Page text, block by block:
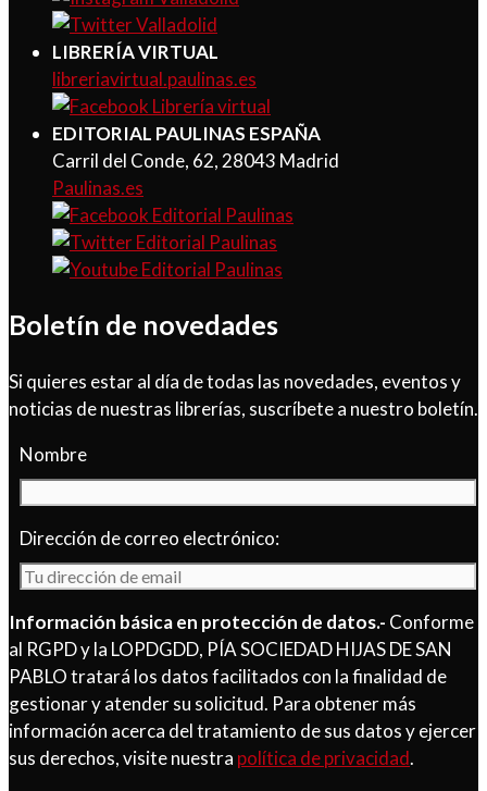
LIBRERÍA VIRTUAL
libreriavirtual.paulinas.es
EDITORIAL PAULINAS ESPAÑA
Carril del Conde, 62, 28043 Madrid
Paulinas.es
Boletín de novedades
Si quieres estar al día de todas las novedades, eventos y
noticias de nuestras librerías, suscríbete a nuestro boletín.
Nombre
Dirección de correo electrónico:
Información básica en protección de datos.- Conforme
al RGPD y la LOPDGDD, PÍA SOCIEDAD HIJAS DE SAN
PABLO tratará los datos facilitados con la finalidad de
gestionar y atender su solicitud. Para obtener más
información acerca del tratamiento de sus datos y ejercer
sus derechos, visite nuestra política de privacidad.